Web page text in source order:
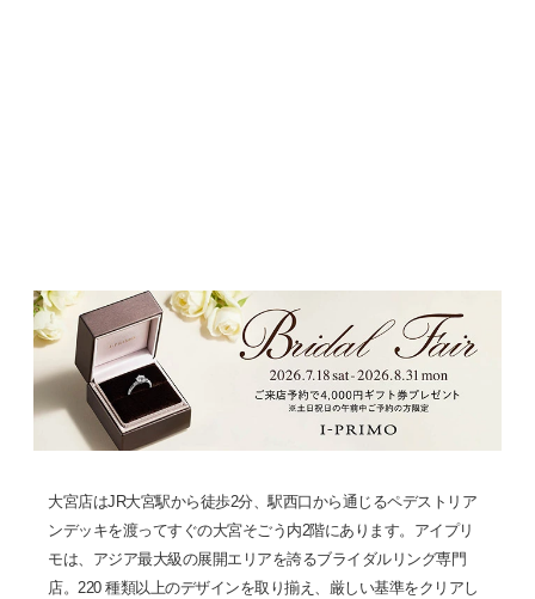
大宮店はJR大宮駅から徒歩2分、駅西口から通じるペデストリア
ンデッキを渡ってすぐの大宮そごう内2階にあります。アイプリ
モは、アジア最大級の展開エリアを誇るブライダルリング専門
店。220 種類以上のデザインを取り揃え、厳しい基準をクリアし